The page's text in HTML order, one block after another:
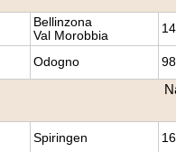
Bellinzona
Val Morobbia
Odogno
Spiringen